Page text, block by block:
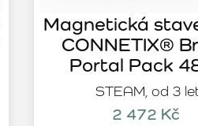
STEAM, od 3
Magnetická
CONNETIX®
Portal Pack
2 472 Kč